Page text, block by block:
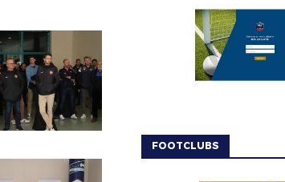
FOOTCLUBS